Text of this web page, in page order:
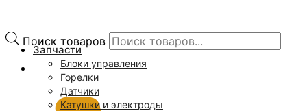
Поиск товаров
Запчасти
Блоки управления
Горелки
Датчики
Катушки и электроды